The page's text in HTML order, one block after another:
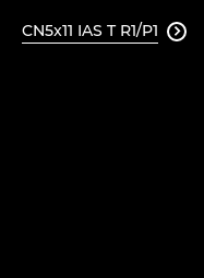
CN5x11 IAS T R1/P1 